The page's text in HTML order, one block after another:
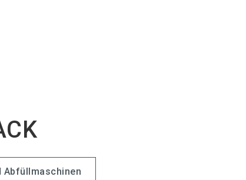
Abfüllmaschinen